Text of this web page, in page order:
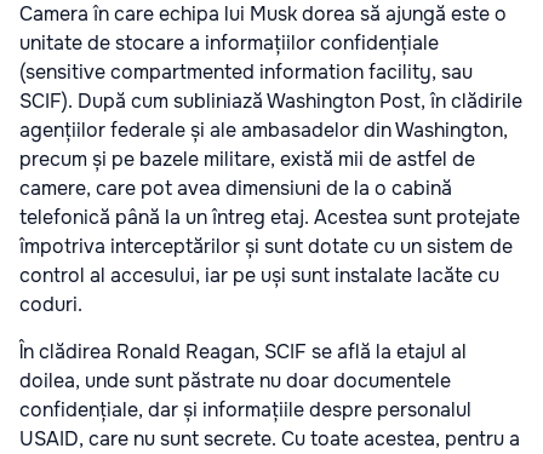
Camera în care echipa lui Musk dorea să ajungă este o
unitate de stocare a informațiilor confidențiale
(sensitive compartmented information facility, sau
SCIF). După cum subliniază Washington Post, în clădirile
agențiilor federale și ale ambasadelor din Washington,
precum și pe bazele militare, există mii de astfel de
camere, care pot avea dimensiuni de la o cabină
telefonică până la un întreg etaj. Acestea sunt protejate
împotriva interceptărilor și sunt dotate cu un sistem de
control al accesului, iar pe uși sunt instalate lacăte cu
coduri.
În clădirea Ronald Reagan, SCIF se află la etajul al
doilea, unde sunt păstrate nu doar documentele
confidențiale, dar și informațiile despre personalul
USAID, care nu sunt secrete. Cu toate acestea, pentru a